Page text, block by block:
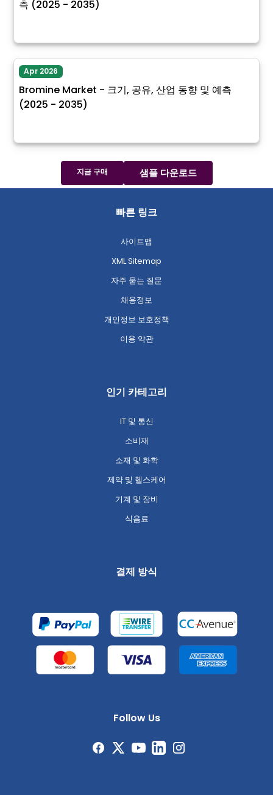
측 (2025 - 2035)
Apr 2026
Bromine Market - 크기, 공유, 산업 동향 및 예측
(2025 - 2035)
지금 구매 샘플 다운로드
빠른 링크
사이트맵
XML Sitemap
자주 묻는 질문
채용정보
개인정보 보호정책
이용 약관
인기 카테고리
IT 및 통신
소비재
소재 및 화학
제약 및 헬스케어
기계 및 장비
식음료
결제 방식
Follow Us